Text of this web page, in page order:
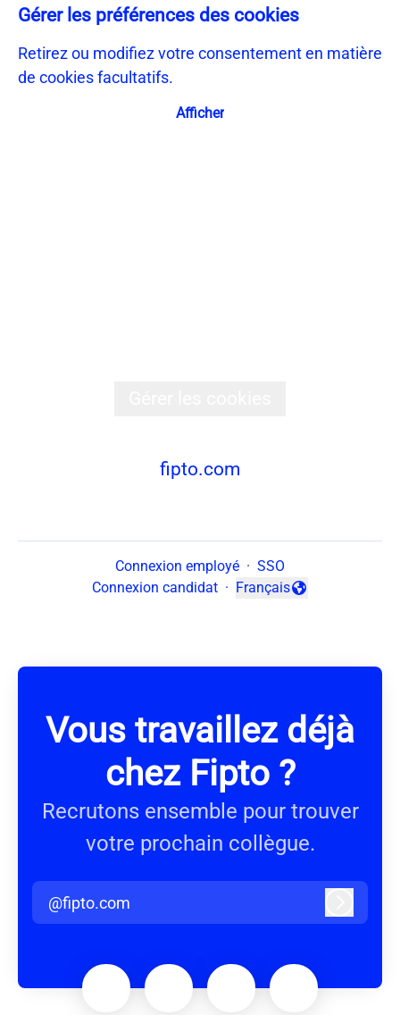
Gérer les préférences des cookies
Retirez ou modifiez votre consentement en matière
de cookies facultatifs.
Afficher
fipto.com
Connexion employé · SSO
Connexion candidat ·
Changer la langue
Français
Vous travaillez déjà
chez Fipto ?
Recrutons ensemble pour trouver
votre prochain collègue.
@fipto.com